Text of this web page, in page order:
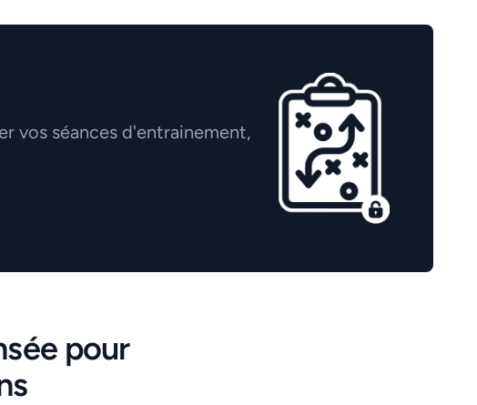
vos séances d'entrainement,
pour